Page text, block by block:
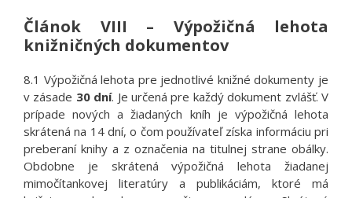
Článok VIII – Výpožičná lehota
knižničných dokumentov
8.1 Výpožičná lehota pre jednotlivé knižné dokumenty je
v zásade 30 dní. Je určená pre každý dokument zvlášť. V
prípade nových a žiadaných kníh je výpožičná lehota
skrátená na 14 dní, o čom používateľ získa informáciu pri
preberaní knihy a z označenia na titulnej strane obálky.
Obdobne je skrátená výpožičná lehota žiadanej
mimočítankovej literatúry a publikáciám, ktoré má